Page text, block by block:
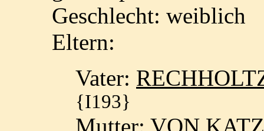
Geschlecht: weiblich
Eltern:
Vater:
{I193}